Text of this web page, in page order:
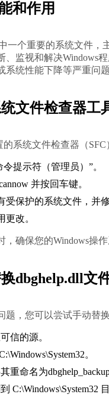
和作用
一个重要的系统文件
监视和解决Windows
统性能下降等严重问题
文件检查器工
系统文件检查器（
令提示符（管理员）”。
并按回车键。
保护的系统文件，并
改。
确保您的Windows操
dbghelp.dll文
，您可以尝试手动替
信的源。
。
重命名为
C:\Windows\System32